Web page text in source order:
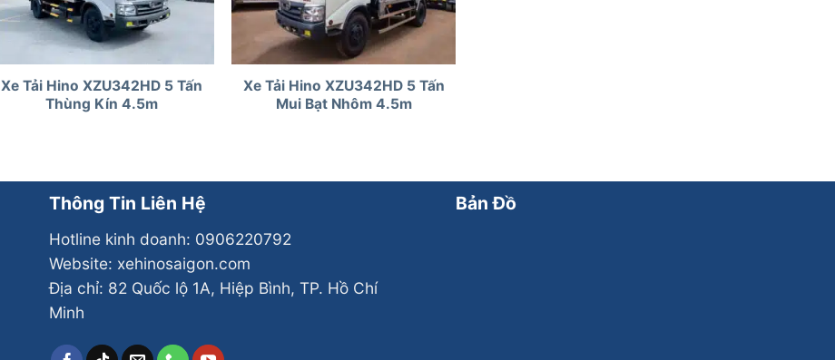
Xe Tải Hino XZU342HD 5 Tấn
Thùng Kín 4.5m
Xe Tải Hino XZU342HD 5 Tấn
Mui Bạt Nhôm 4.5m
Thông Tin Liên Hệ
Hotline kinh doanh: 0906220792
Website: xehinosaigon.com
Địa chỉ: 82 Quốc lộ 1A, Hiệp Bình, TP. Hồ Chí
Minh
Bản Đồ